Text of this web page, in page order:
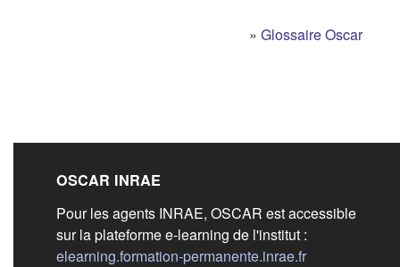
» Glossaire Oscar
Liens de bas de
OSCAR INRAE
Pour les agents INRAE, OSCAR est accessible
sur la plateforme e-learning de l'institut :
elearning.formation-permanente.inrae.fr(s'ouvre dans